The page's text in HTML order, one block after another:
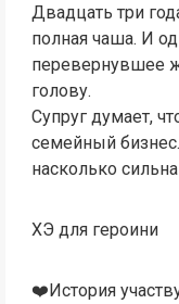
Двадцать три
полная чаша. И
перевернувшее
голову.
Супруг думает,
семейный
насколько
ХЭ для героини
‍❤️‍История